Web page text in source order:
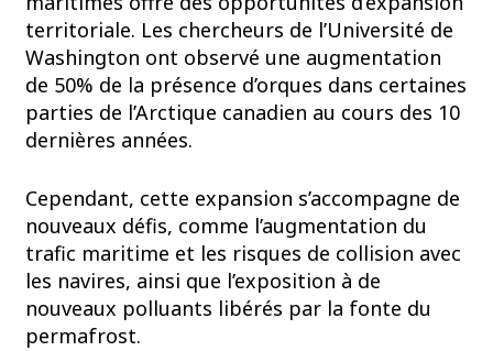
territoriale. Les chercheurs de l’Université de
Washington ont observé une augmentation
de 50% de la présence d’orques dans certaines
parties de l’Arctique canadien au cours des 10
dernières années.
Cependant, cette expansion s’accompagne de
nouveaux défis, comme l’augmentation du
trafic maritime et les risques de collision avec
les navires, ainsi que l’exposition à de
nouveaux polluants libérés par la fonte du
permafrost.